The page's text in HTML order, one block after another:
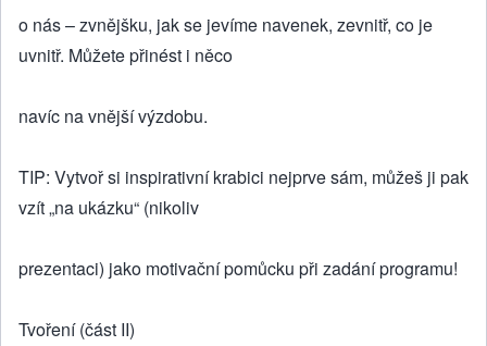
o nás – zvnějšku, jak se jevíme navenek, zevnitř, co je
uvnitř. Můžete přinést i něco
navíc na vnější výzdobu.
TIP: Vytvoř si inspirativní krabici nejprve sám, můžeš ji pak
vzít „na ukázku“ (nikoliv
prezentaci) jako motivační pomůcku při zadání programu!
Tvoření (část II)